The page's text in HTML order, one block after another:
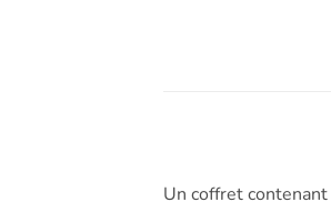
Un coffret contenant